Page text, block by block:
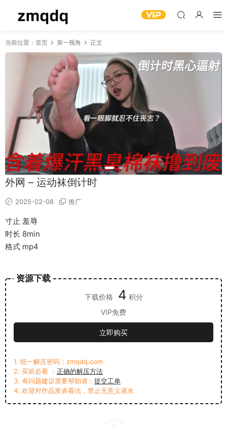
当前位置： 首页 第一视角 正文
外网 – 运动袜倒计时
2025-02-08 推广
寸止 羞辱
时长 8min
格式 mp4
资源下载
下载价格 4 积分
VIP免费
立即购买
1. 统一解压密码：zmqdq.com
2. 买前必看 ： 正确的解压方法
3. 有问题建议需要帮助请： 提交工单
4. 欢迎对作品发表看法，禁止无意义灌水